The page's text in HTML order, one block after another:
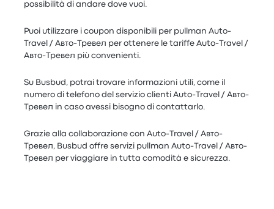
possibilità di andare dove vuoi.
Puoi utilizzare i coupon disponibili per pullman Auto-
Travel / Авто-Тревел per ottenere le tariffe Auto-Travel /
Авто-Тревел più convenienti.
Su Busbud, potrai trovare informazioni utili, come il
numero di telefono del servizio clienti Auto-Travel / Авто-
Тревел in caso avessi bisogno di contattarlo.
Grazie alla collaborazione con Auto-Travel / Авто-
Тревел, Busbud offre servizi pullman Auto-Travel / Авто-
Тревел per viaggiare in tutta comodità e sicurezza.